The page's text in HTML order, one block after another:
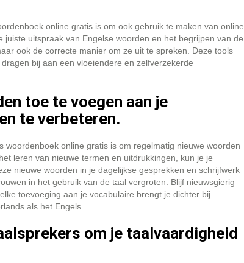
online gratis is om ook gebruik te maken van online
uitspraak van Engelse woorden en het begrijpen van de
ook de correcte manier om ze uit te spreken. Deze tools
bij aan een vloeiendere en zelfverzekerde
toe te voegen aan je
te verbeteren.
online gratis is om regelmatig nieuwe woorden
leren van nieuwe termen en uitdrukkingen, kun je je
nieuwe woorden in je dagelijkse gesprekken en schrijfwerk
in het gebruik van de taal vergroten. Blijf nieuwsgierig
toevoeging aan je vocabulaire brengt je dichter bij
als het Engels.
om je taalvaardigheid